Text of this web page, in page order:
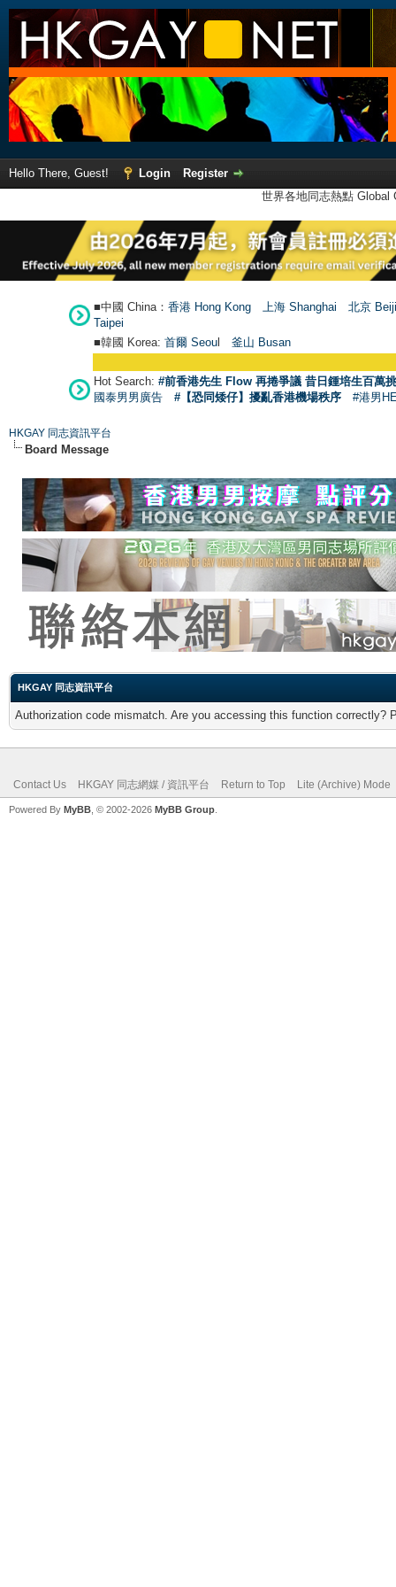
Hello There, Guest! Login
Register
世界各地同志熱點
■中國 China： 香港 Hong Kong 上海 Shanghai
北京
Taipei
■韓國 Korea: 首爾 Seoul 釜山 Busan
Hot Search: #前香港先生 Flow 再捲爭議 昔日鍾培生百萬
國泰男男廣告
#【恐同矮仔】擾亂香港機場秩序 #港男
HKGAY 同志資訊平台
Board Message
HKGAY 同志資訊平台
Authorization code mismatch. Are you accessing this function correctly?
Contact Us HKGAY 同志網媒 / 資訊平台 Return to Top Lite (Archive) Mode
Powered By MyBB , © 2002-2026 MyBB Group